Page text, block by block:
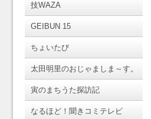
技WAZA
GEIBUN 15
ちょいたび
太田明里のおじゃましま～す。
寅のまちうた探訪記
なるほど！聞きコミテレビ